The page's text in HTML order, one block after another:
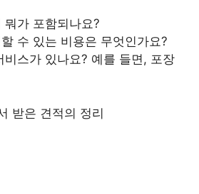
뭐가 포함되나요?
수 있는 비용은 무엇인가요?
비스가 있나요? 예를 들면, 포장
받은 견적의 정리